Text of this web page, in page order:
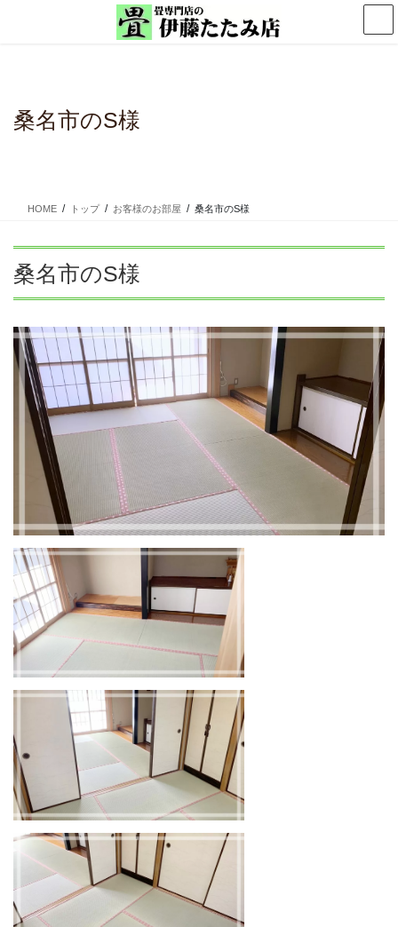
桑名市のS様
HOME トップ お客様のお部屋 桑名市のS様
桑名市のS様